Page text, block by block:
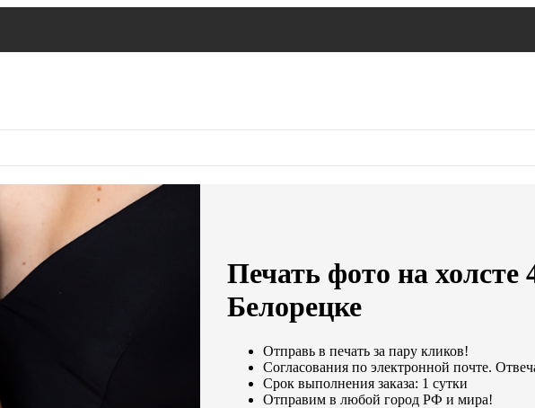
Печать фото на холсте
Белорецке
Отправь в печать за пару кликов!
Согласования по электронной почте.
Срок выполнения заказа: 1 сутки
Отправим в любой город РФ и мира!